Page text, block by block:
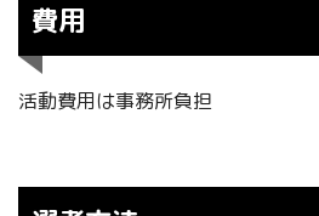
費用
活動費用は事務所負担